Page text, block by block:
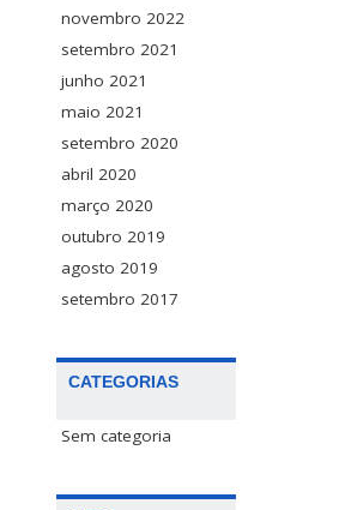
novembro 2022
setembro 2021
junho 2021
maio 2021
setembro 2020
abril 2020
março 2020
outubro 2019
agosto 2019
setembro 2017
CATEGORIAS
Sem categoria